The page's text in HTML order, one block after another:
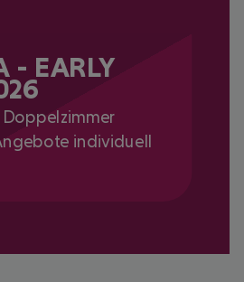
- EARLY
individuell